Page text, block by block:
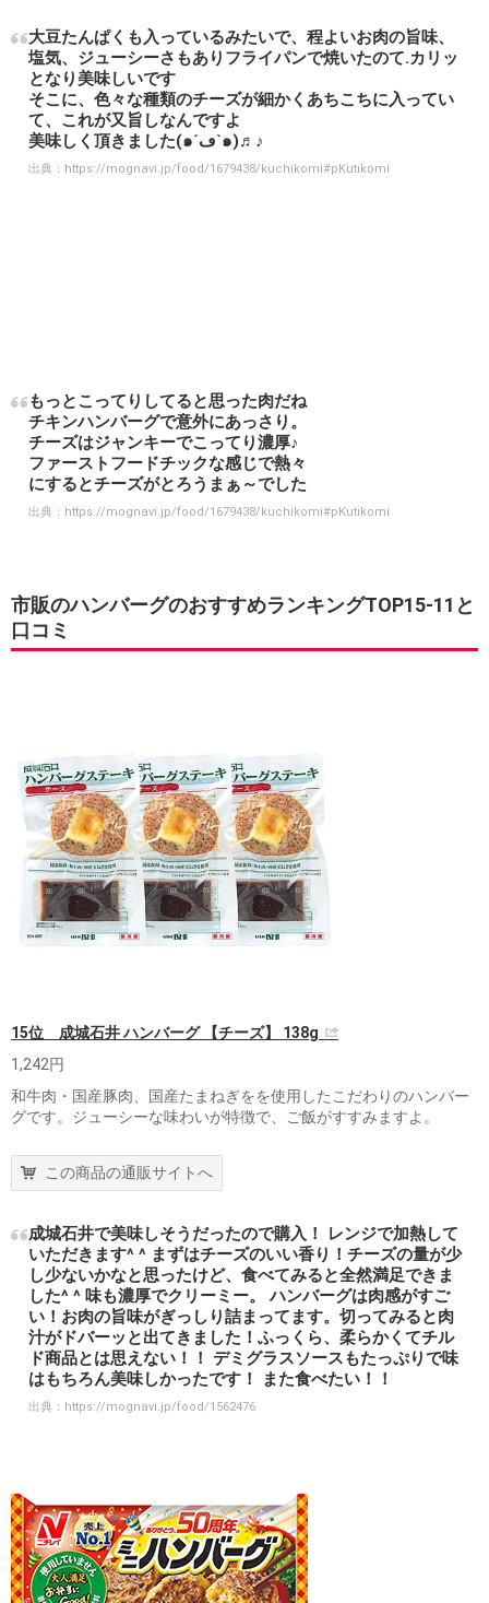
大豆たんぱくも入っているみたいで、程よいお肉の旨味、
塩気、ジューシーさもありフライパンで焼いたのて.カリッ
となり美味しいです
そこに、色々な種類のチーズが細かくあちこちに入ってい
て、これが又旨しなんですよ
美味しく頂きました(๑´ڡ`๑)♬♪
出典： https://mognavi.jp/food/1679438/kuchikomi#pKutikomi
もっとこってりしてると思った肉だね
チキンハンバーグで意外にあっさり。
チーズはジャンキーでこってり濃厚♪
ファーストフードチックな感じで熱々
にするとチーズがとろうまぁ～でした
出典： https://mognavi.jp/food/1679438/kuchikomi#pKutikomi
市販のハンバーグのおすすめランキングTOP15-11と
口コミ
15位 成城石井 ハンバーグ 【チーズ】 138g
1,242円
和牛肉・国産豚肉、国産たまねぎをを使用したこだわりのハンバー
グです。ジューシーな味わいが特徴で、ご飯がすすみますよ。
この商品の通販サイトへ
成城石井で美味しそうだったので購入！ レンジで加熱して
いただきます^ ^ まずはチーズのいい香り！チーズの量が少
し少ないかなと思ったけど、食べてみると全然満足できま
した^ ^ 味も濃厚でクリーミー。 ハンバーグは肉感がすご
い！お肉の旨味がぎっしり詰まってます。切ってみると肉
汁がドバーッと出てきました！ふっくら、柔らかくてチル
ド商品とは思えない！！ デミグラスソースもたっぷりで味
はもちろん美味しかったです！ また食べたい！！
出典： https://mognavi.jp/food/1562476